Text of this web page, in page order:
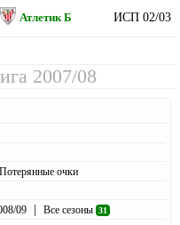
Атлетик Б ИСП 02/03
2007/08
Потерянные очки
09 | Все сезоны 31